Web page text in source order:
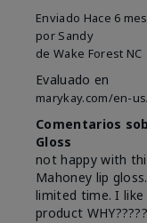
Enviado Hace 6
por Sandy
de Wake Forest NC
Evaluado en
marykay.com/en-
Comentarios
Gloss
not happy with
Mahoney lip
limited time. I
product WHY?????